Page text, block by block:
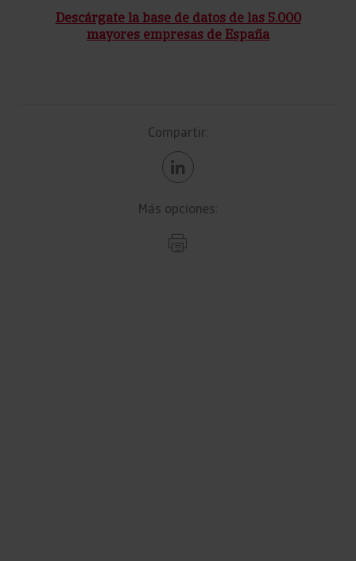
Descárgate la base de datos de las 5.000
mayores empresas de España
Compartir:
Más opciones: